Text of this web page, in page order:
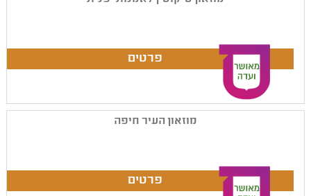
מוזאון העיר חיפה